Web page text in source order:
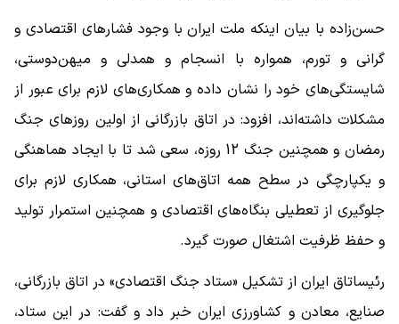
حسن‌زاده با بیان اینکه ملت ایران با وجود فشارهای اقتصادی و
گرانی و تورم، همواره با انسجام و همدلی و میهن‌دوستی،
شایستگی‌های خود را نشان داده و همکاری‌های لازم برای عبور از
مشکلات داشته‌اند، افزود: در اتاق بازرگانی از اولین روزهای جنگ
رمضان و همچنین جنگ 12 روزه، سعی شد تا با ایجاد هماهنگی
و یکپارچگی در سطح همه اتاق‌های استانی، همکاری لازم برای
جلوگیری از تعطیلی بنگاه‌های اقتصادی و همچنین استمرار تولید
و حفظ ظرفیت اشتغال صورت گیرد.
رئیساتاق ایران از تشکیل «ستاد جنگ اقتصادی» در اتاق بازرگانی،
صنایع، معادن و کشاورزی ایران خبر داد و گفت: در این ستاد،